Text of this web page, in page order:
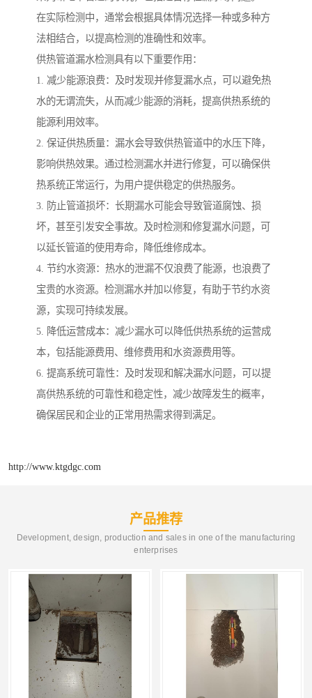
在实际检测中，通常会根据具体情况选择一种或多种方
法相结合，以提高检测的准确性和效率。
供热管道漏水检测具有以下重要作用：
1. 减少能源浪费：及时发现并修复漏水点，可以避免热
水的无谓流失，从而减少能源的消耗，提高供热系统的
能源利用效率。
2. 保证供热质量：漏水会导致供热管道中的水压下降，
影响供热效果。通过检测漏水并进行修复，可以确保供
热系统正常运行，为用户提供稳定的供热服务。
3. 防止管道损坏：长期漏水可能会导致管道腐蚀、损
坏，甚至引发安全事故。及时检测和修复漏水问题，可
以延长管道的使用寿命，降低维修成本。
4. 节约水资源：热水的泄漏不仅浪费了能源，也浪费了
宝贵的水资源。检测漏水并加以修复，有助于节约水资
源，实现可持续发展。
5. 降低运营成本：减少漏水可以降低供热系统的运营成
本，包括能源费用、维修费用和水资源费用等。
6. 提高系统可靠性：及时发现和解决漏水问题，可以提
高供热系统的可靠性和稳定性，减少故障发生的概率，
确保居民和企业的正常用热需求得到满足。
http://www.ktgdgc.com
产品推荐
Development, design, production and sales in one of the manufacturing
enterprises